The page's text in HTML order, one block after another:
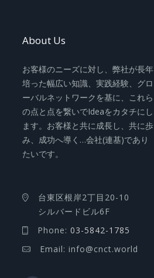
About Us
お客様のニーズに対し、弊社が長年
培った幅広い知識、実践経験、グロ
ーバルネットワークを基に、これら
の点と点を繋いでIdeaをカタチにし
ます。お客様と共に成長し、共に歩
み、成功へ導く…会社(連基)であり
たいです。
台東区根岸2丁目20-10
シルバードビル6F
Phone: 03-5842-1785
Email: info@cnct.world